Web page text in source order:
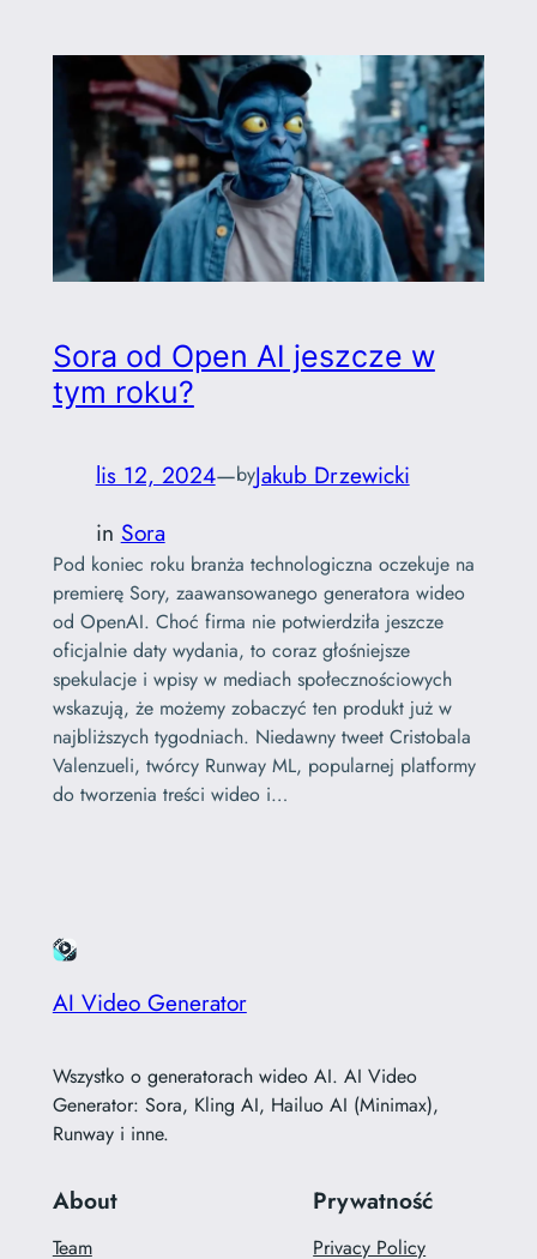
Sora od Open AI jeszcze w
tym roku?
lis 12, 2024—byJakub Drzewicki
in Sora
Pod koniec roku branża technologiczna oczekuje na
premierę Sory, zaawansowanego generatora wideo
od OpenAI. Choć firma nie potwierdziła jeszcze
oficjalnie daty wydania, to coraz głośniejsze
spekulacje i wpisy w mediach społecznościowych
wskazują, że możemy zobaczyć ten produkt już w
najbliższych tygodniach. Niedawny tweet Cristobala
Valenzueli, twórcy Runway ML, popularnej platformy
do tworzenia treści wideo i…
AI Video Generator
Wszystko o generatorach wideo AI. AI Video
Generator: Sora, Kling AI, Hailuo AI (Minimax),
Runway i inne.
About
Team
Prywatność
Privacy Policy